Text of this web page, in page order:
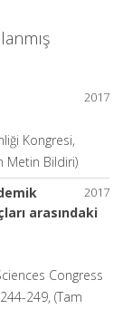
2017
Kongresi,
Metin Bildiri)
2017
arasındaki
Congress
249, (Tam